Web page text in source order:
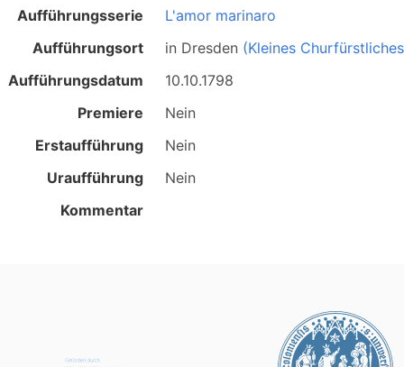
Aufführungsserie
L'amor marinaro
Aufführungsort
in Dresden (Kleines
Aufführungsdatum
10.10.1798
Premiere
Nein
Erstaufführung
Nein
Uraufführung
Nein
Kommentar